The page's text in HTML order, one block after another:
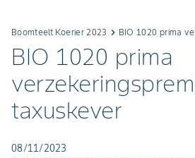
Boomteelt Koerier 2023 keyboard_arrow_right BIO 1020 prima
BIO 1020 prima
taxuskever
08/11/2023